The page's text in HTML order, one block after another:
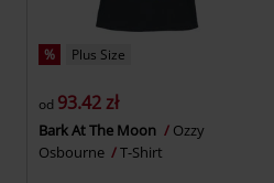
% Plus Size
od 93.42 zł
Bark At The Moon
Ozzy
Osbourne
T-Shirt